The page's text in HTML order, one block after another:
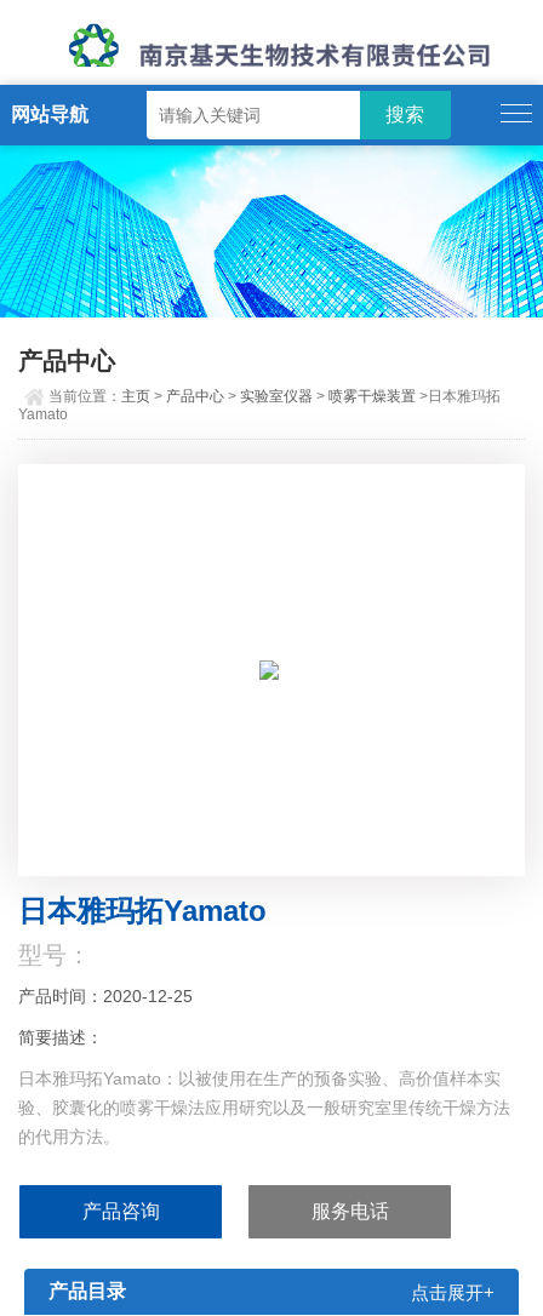
网站导航
产品中心
当前位置： 主页 > 产品中心 >实验室仪器 >喷雾干燥装置 >日本雅玛拓
Yamato
日本雅玛拓Yamato
型号：
产品时间：2020-12-25
简要描述：
日本雅玛拓Yamato：以被使用在生产的预备实验、高价值样本实
验、胶囊化的喷雾干燥法应用研究以及一般研究室里传统干燥方法
的代用方法。
产品咨询 服务电话
产品目录 点击展开+